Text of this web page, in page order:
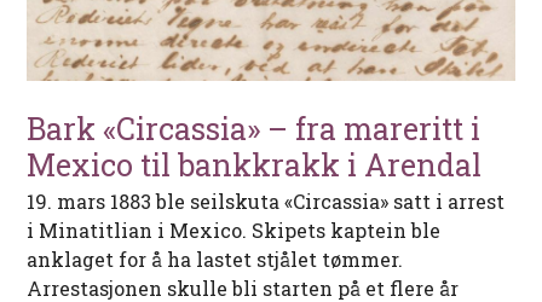
Bark «Circassia» – fra mareritt i
Mexico til bankkrakk i Arendal
19. mars 1883 ble seilskuta «Circassia» satt i arrest
i Minatitlian i Mexico. Skipets kaptein ble
anklaget for å ha lastet stjålet tømmer.
Arrestasjonen skulle bli starten på et flere år